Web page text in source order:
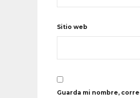
Sitio web
Guarda mi nombre,